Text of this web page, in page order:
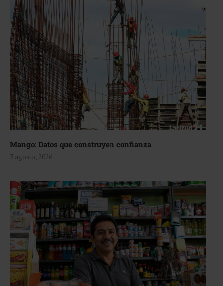
Mango: Datos que construyen confianza
3 agosto, 2026